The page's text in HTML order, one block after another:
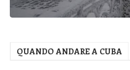
QUANDO ANDARE A CUBA